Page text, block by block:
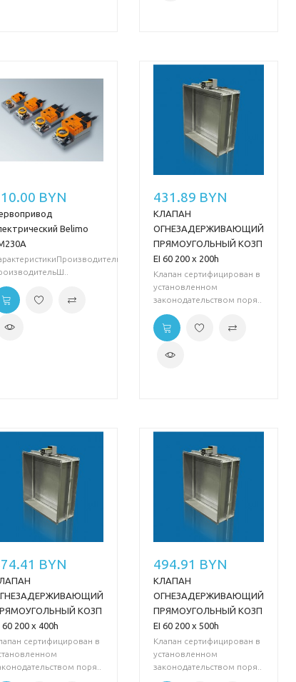
BYN
Belimo
BelimoСтрана
431.89 BYN
КЛАПАН
ОГНЕЗАДЕРЖИВАЮЩИЙ
ПРЯМОУГОЛЬНЫЙ КОЗП
EI 60 200 х 200h
Клапан сертифицирован в
установленном
законодательством поря..
BYN
КОЗП
60 200 х 400h
сертифицирован в
поря..
494.91 BYN
КЛАПАН
ОГНЕЗАДЕРЖИВАЮЩИЙ
ПРЯМОУГОЛЬНЫЙ КОЗП
EI 60 200 х 500h
Клапан сертифицирован в
установленном
законодательством поря..